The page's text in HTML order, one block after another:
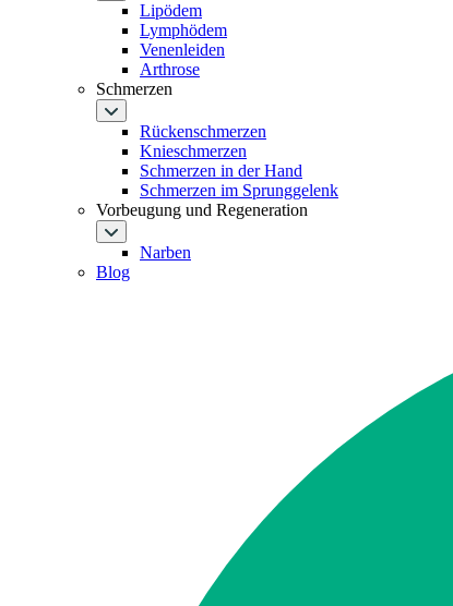
Lipödem
Lymphödem
Venenleiden
Arthrose
Schmerzen
Rückenschmerzen
Knieschmerzen
Schmerzen in der Hand
Schmerzen im Sprunggelenk
Vorbeugung und Regeneration
Narben
Blog